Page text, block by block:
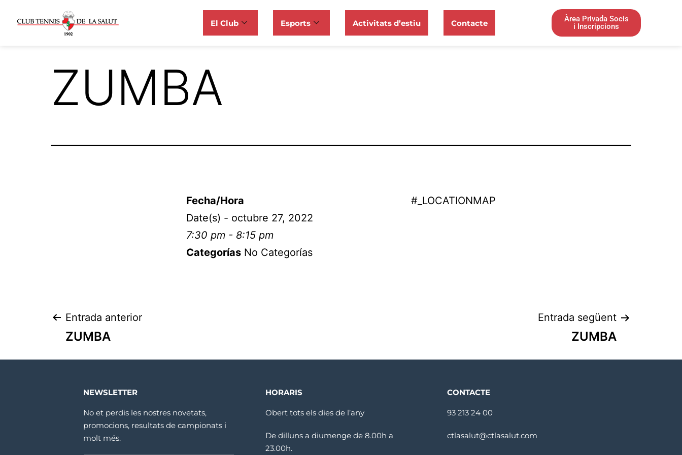
El Club Esports Activitats d’estiu Contacte
Àrea Privada Socis
i Inscripcions
ZUMBA
#_LOCATIONMAP
Fecha/Hora
Date(s) - octubre 27, 2022
7:30 pm - 8:15 pm
Categorías No Categorías
Entrada anterior
ZUMBA
Entrada següent
ZUMBA
NEWSLETTER
No et perdis les nostres novetats,
promocions, resultats de campionats i
molt més.
HORARIS
Obert tots els dies de l’any
De dilluns a diumenge de 8.00h a
23.00h.
CONTACTE
93 213 24 00
ctlasalut@ctlasalut.com